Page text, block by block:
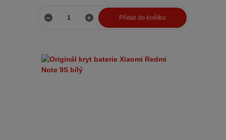
Přidat do košíku